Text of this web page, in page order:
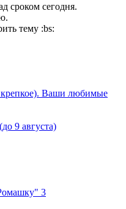
сроком сегодня.
тему :bs:
крепкое). Ваши любимые
9 августа)
3